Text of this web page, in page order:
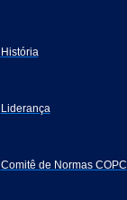
História
Liderança
Comitê de Normas COPC